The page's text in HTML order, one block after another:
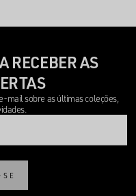
RECEBER AS
mail sobre as últimas coleções,